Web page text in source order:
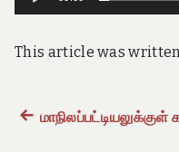
e
T
i
l
This article was
Post
Previous
மாநிலப்பட்டியலுக்குள்